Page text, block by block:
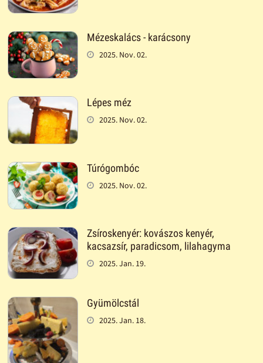
Mézeskalács - karácsony
2025. Nov. 02.
Lépes méz
2025. Nov. 02.
Túrógombóc
2025. Nov. 02.
Zsíroskenyér: kovászos kenyér,
kacsazsír, paradicsom, lilahagyma
2025. Jan. 19.
Gyümölcstál
2025. Jan. 18.